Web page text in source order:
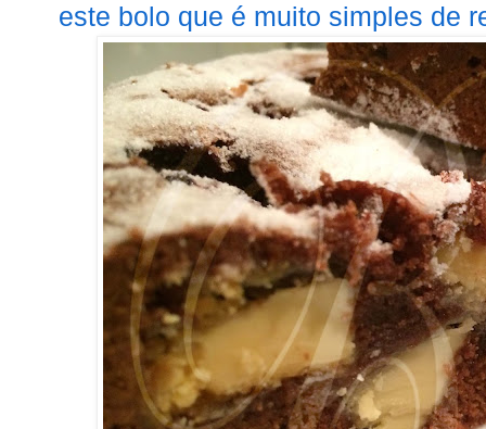
este bolo que é muito simples de